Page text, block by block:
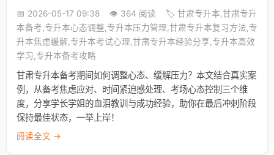
📅 2026-05-17 09:38 👁️ 364 阅读
🏷️ 甘肃专升本,甘肃专升
本备考,专升本心态调整,专升本压力管理,甘肃专升本复习方法,专
升本焦虑缓解,专升本考试心理,甘肃专升本经验分享,专升本高效
学习,专升本备考攻略
甘肃专升本备考期间如何调整心态、缓解压力？本文结合真实案
例，从备考焦虑应对、时间紧迫感处理、考场心态控制三个维
度，分享学长学姐的血泪教训与成功经验，助你在最后冲刺阶段
保持最佳状态，一举上岸！
阅读全文 →